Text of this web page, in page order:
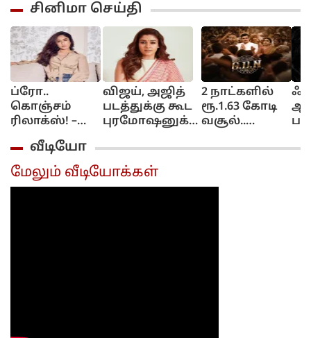
சினிமா செய்தி
ப்ரோ..
கொஞ்சம்
ரிலாக்ஸ்! –
யஷஸ்வியுடன்
காதலா?
மிருணாள்
தாகூர்
விஜய், அஜித்
படத்துக்கு கூட
புரமோஷனுக்கு
நயன்தாரா..
யஷ் படத்தில்
மட்டும் ஆஜர்...
2 நாட்களில்
ரூ.1.63 கோடி
வசூல்..
படத்தின்
வீடியோ
மேலும் வீடியோக்கள்